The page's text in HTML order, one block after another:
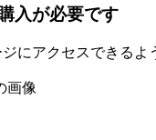
入が必要です
にアクセスできるよ
画像